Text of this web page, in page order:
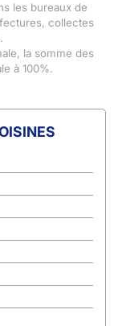
les bureaux de
collectes
la somme des
à 100%.